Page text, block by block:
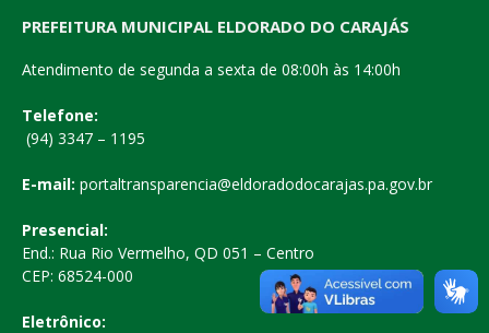
PREFEITURA MUNICIPAL ELDORADO DO CARAJÁS
Atendimento de segunda a sexta de 08:00h às 14:00h
Telefone:
(94) 3347 – 1195
E-mail: portaltransparencia@eldoradodocarajas.pa.gov.br
Presencial:
End.: Rua Rio Vermelho, QD 051 – Centro
CEP: 68524-000
Eletrônico: